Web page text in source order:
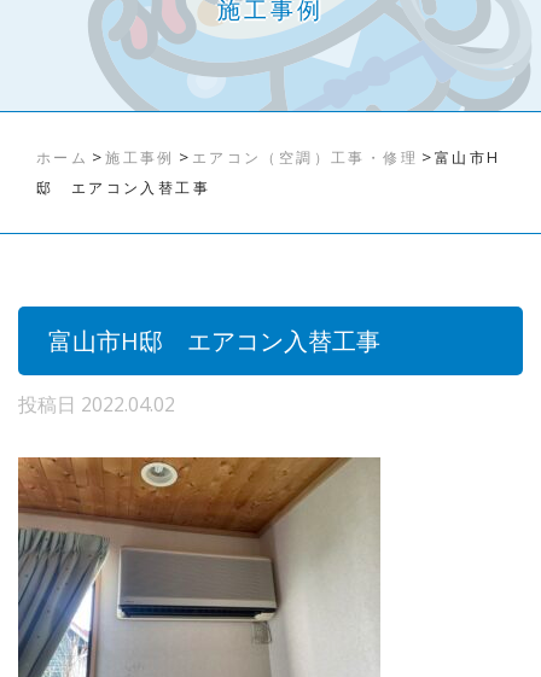
施工事例
ホーム >施工事例 > エアコン（空調）工事・修理 >富山市H
邸 エアコン入替工事
富山市H邸 エアコン入替工事
投稿日 2022.04.02